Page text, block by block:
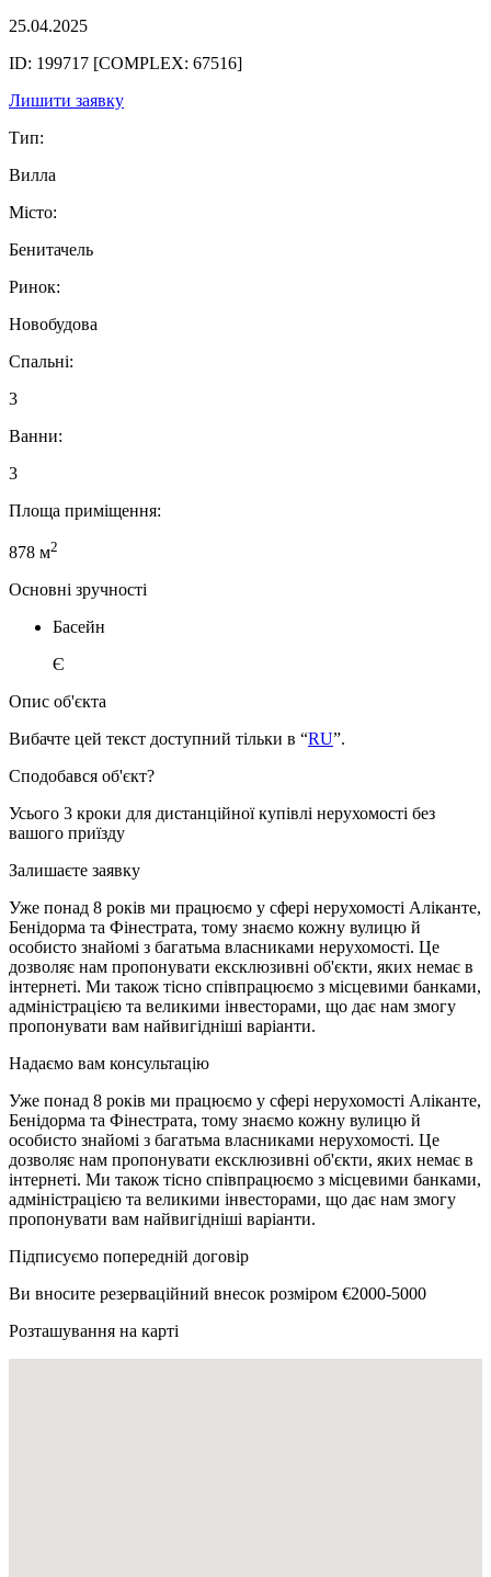
25.04.2025
ID: 199717 [COMPLEX: 67516]
Лишити заявку
Тип:
Вилла
Місто:
Бенитачель
Ринок:
Новобудова
Спальні:
3
Ванни:
3
Площа приміщення:
878 м2
Основні зручності
Басейн
Є
Опис об'єкта
Вибачте цей текст доступний тільки в “RU”.
Сподобався об'єкт?
Усього 3 кроки для дистанційної купівлі нерухомості без
вашого приїзду
Залишаєте заявку
Уже понад 8 років ми працюємо у сфері нерухомості Аліканте,
Бенідорма та Фінестрата, тому знаємо кожну вулицю й
особисто знайомі з багатьма власниками нерухомості. Це
дозволяє нам пропонувати ексклюзивні об'єкти, яких немає в
інтернеті. Ми також тісно співпрацюємо з місцевими банками,
адміністрацією та великими інвесторами, що дає нам змогу
пропонувати вам найвигідніші варіанти.
Надаємо вам консультацію
Уже понад 8 років ми працюємо у сфері нерухомості Аліканте,
Бенідорма та Фінестрата, тому знаємо кожну вулицю й
особисто знайомі з багатьма власниками нерухомості. Це
дозволяє нам пропонувати ексклюзивні об'єкти, яких немає в
інтернеті. Ми також тісно співпрацюємо з місцевими банками,
адміністрацією та великими інвесторами, що дає нам змогу
пропонувати вам найвигідніші варіанти.
Підписуємо попередній договір
Ви вносите резерваційний внесок розміром €2000-5000
Розташування на карті